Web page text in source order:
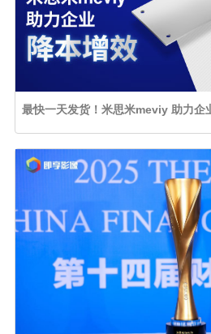
最快一天发货！米思米meviy 助力企